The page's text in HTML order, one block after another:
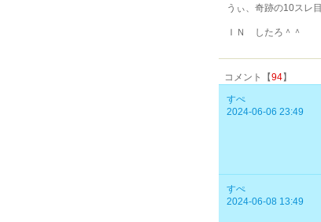
うぃ、奇跡の10スレ目
ＩＮ したろ＾＾
コメント【94】
すぺ
2024-06-06 23:49
すぺ
2024-06-08 13:49